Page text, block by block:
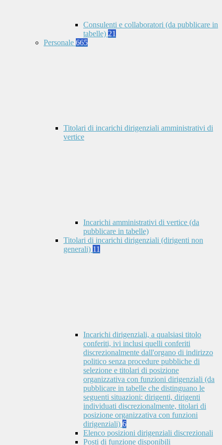
Consulenti e collaboratori (da pubblicare in
tabelle) 21
Personale 665
Titolari di incarichi dirigenziali amministrativi di
vertice
Incarichi amministrativi di vertice (da
pubblicare in tabelle)
Titolari di incarichi dirigenziali (dirigenti non
generali) 11
Incarichi dirigenziali, a qualsiasi titolo
conferiti, ivi inclusi quelli conferiti
discrezionalmente dall'organo di indirizzo
politico senza procedure pubbliche di
selezione e titolari di posizione
organizzativa con funzioni dirigenziali (da
pubblicare in tabelle che distinguano le
seguenti situazioni: dirigenti, dirigenti
individuati discrezionalmente, titolari di
posizione organizzativa con funzioni
dirigenziali) 6
Elenco posizioni dirigenziali discrezionali
Posti di funzione disponibili